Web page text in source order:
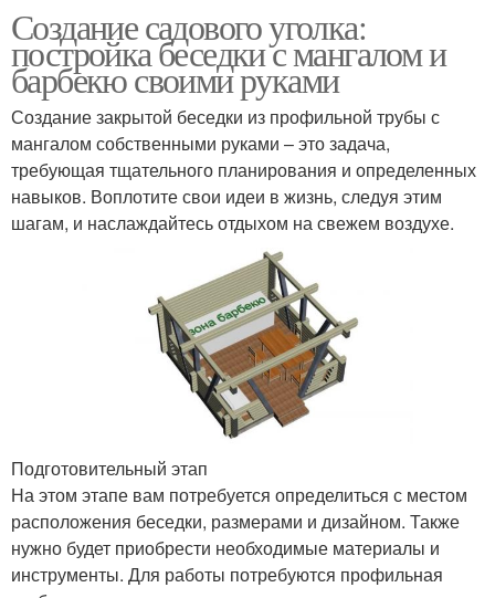
Создание садового уголка:
постройка беседки с мангалом и
барбекю своими руками
Создание закрытой беседки из профильной трубы с
мангалом собственными руками – это задача,
требующая тщательного планирования и определенных
навыков. Воплотите свои идеи в жизнь, следуя этим
шагам, и наслаждайтесь отдыхом на свежем воздухе.
Подготовительный этап
На этом этапе вам потребуется определиться с местом
расположения беседки, размерами и дизайном. Также
нужно будет приобрести необходимые материалы и
инструменты. Для работы потребуются профильная